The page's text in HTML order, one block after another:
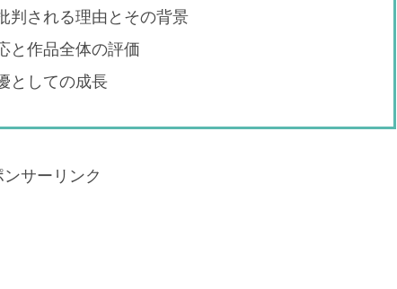
判される理由とその背景
と作品全体の評価
としての成長
ンサーリンク